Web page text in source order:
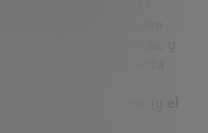
estas tecnologías. El
está generando presión
zonas cálidas y secas, y
sobre el presente (y el